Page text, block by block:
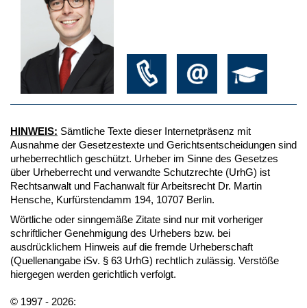
HINWEIS: Sämtliche Texte dieser Internetpräsenz mit
Ausnahme der Gesetzestexte und Gerichtsentscheidungen sind
urheberrechtlich geschützt. Urheber im Sinne des Gesetzes
über Urheberrecht und verwandte Schutzrechte (UrhG) ist
Rechtsanwalt und Fachanwalt für Arbeitsrecht Dr. Martin
Hensche, Kurfürstendamm 194, 10707 Berlin.
Wörtliche oder sinngemäße Zitate sind nur mit vorheriger
schriftlicher Genehmigung des Urhebers bzw. bei
ausdrücklichem Hinweis auf die fremde Urheberschaft
(Quellenangabe iSv. § 63 UrhG) rechtlich zulässig. Verstöße
hiergegen werden gerichtlich verfolgt.
© 1997 - 2026: